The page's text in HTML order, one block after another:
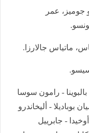
عمر
ماتياس جالارزا.
بالبوينا - رامون سوسا
بوباديلا - أليخاندرو
- جابرييل